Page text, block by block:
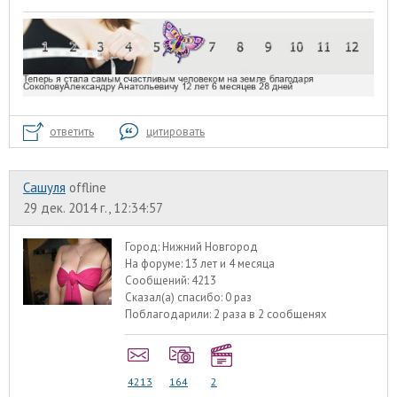
ответить цитировать
Сашуля offline
29 дек. 2014 г., 12:34:57
Город: Нижний Новгород
На форуме:13 лет и 4 месяца
Сообщений: 4213
Сказал(а) спасибо: 0 раз
Поблагодарили: 2 раза в 2 сообщенях
4213 164 2